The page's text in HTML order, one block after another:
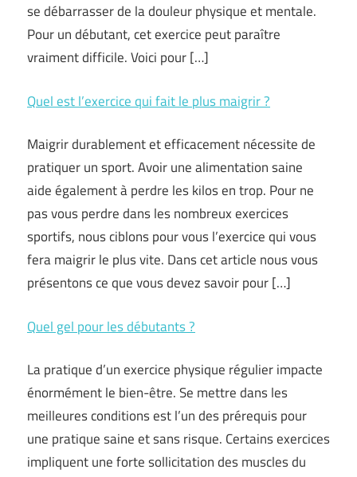
se débarrasser de la douleur physique et mentale.
Pour un débutant, cet exercice peut paraître
vraiment difficile. Voici pour […]
Quel est l’exercice qui fait le plus maigrir ?
Maigrir durablement et efficacement nécessite de
pratiquer un sport. Avoir une alimentation saine
aide également à perdre les kilos en trop. Pour ne
pas vous perdre dans les nombreux exercices
sportifs, nous ciblons pour vous l’exercice qui vous
fera maigrir le plus vite. Dans cet article nous vous
présentons ce que vous devez savoir pour […]
Quel gel pour les débutants ?
La pratique d’un exercice physique régulier impacte
énormément le bien-être. Se mettre dans les
meilleures conditions est l’un des prérequis pour
une pratique saine et sans risque. Certains exercices
impliquent une forte sollicitation des muscles du